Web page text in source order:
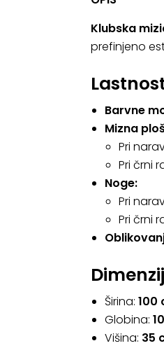
Klubska
prefinjeno
Barvne
Mizna
Pri
Pri črni
Noge:
Pri
Pri črni
Širina: 100
Globina:
Višina: 35